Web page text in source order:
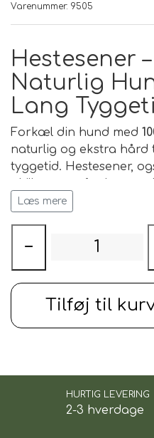
Varenummer: 9505
Hestesener –
Naturlig
Lang
Forkæl din hund med
naturlig og ekstra hård
tyggetid. Hestesener,
naturlige snacks og er
Den seje og faste
hundens naturlige
hest en populær
følsom fordøjelse eller
✅ Højt
✅ Fedtfattig
Læs mere
−
Tilføj til
HURTIG LEVERING
2-3 hverdage